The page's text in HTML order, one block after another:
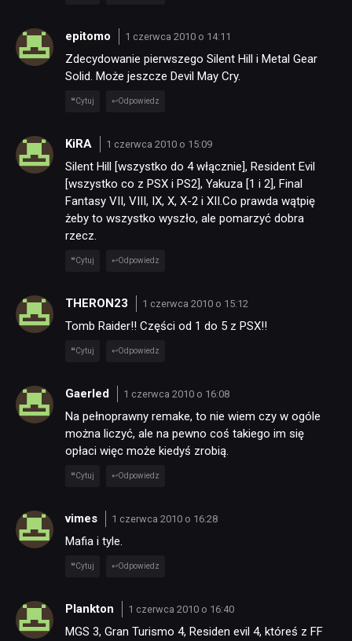
epitomo 1 czerwca 2010 o 14:11
Zdecydowanie pierwszego Silent Hill i Metal Gear
Solid. Może jeszcze Devil May Cry.
Cytuj Odpowiedz
KiRA 1 czerwca 2010 o 15:09
Silent Hill [wszystko do 4 włącznie], Resident Evil
[wszystko co z PSX i PS2], Yakuza [1 i 2], Final
Fantasy VII, VIII, IX, X, X-2 i XII.Co prawda wątpię
żeby to wszystko wyszło, ale pomarzyć dobra
rzecz.
Cytuj Odpowiedz
THERON23 1 czerwca 2010 o 15:12
Tomb Raider!! Części od 1 do 5 z PSX!!
Cytuj Odpowiedz
Gaerled 1 czerwca 2010 o 16:08
Na pełnoprawny remake, to nie wiem czy w ogóle
można liczyć, ale na pewno coś takiego im się
opłaci więc może kiedyś zrobią.
Cytuj Odpowiedz
vimes 1 czerwca 2010 o 16:28
Mafia i tyle.
Cytuj Odpowiedz
Plankton 1 czerwca 2010 o 16:40
MGS 3, Gran Turismo 4, Residen evil 4, któreś z FF